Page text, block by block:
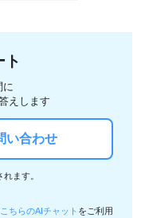
ト
に
えします
い合わせ
ます。
こちらのAIチャット をご利用